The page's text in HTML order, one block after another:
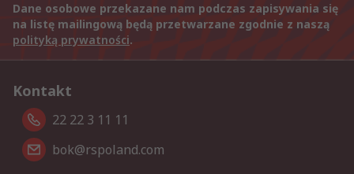
Dane osobowe przekazane nam podczas zapisywania się
na listę mailingową będą przetwarzane zgodnie z naszą
polityką prywatności.
Kontakt
22 22 3 11 11
bok@rspoland.com